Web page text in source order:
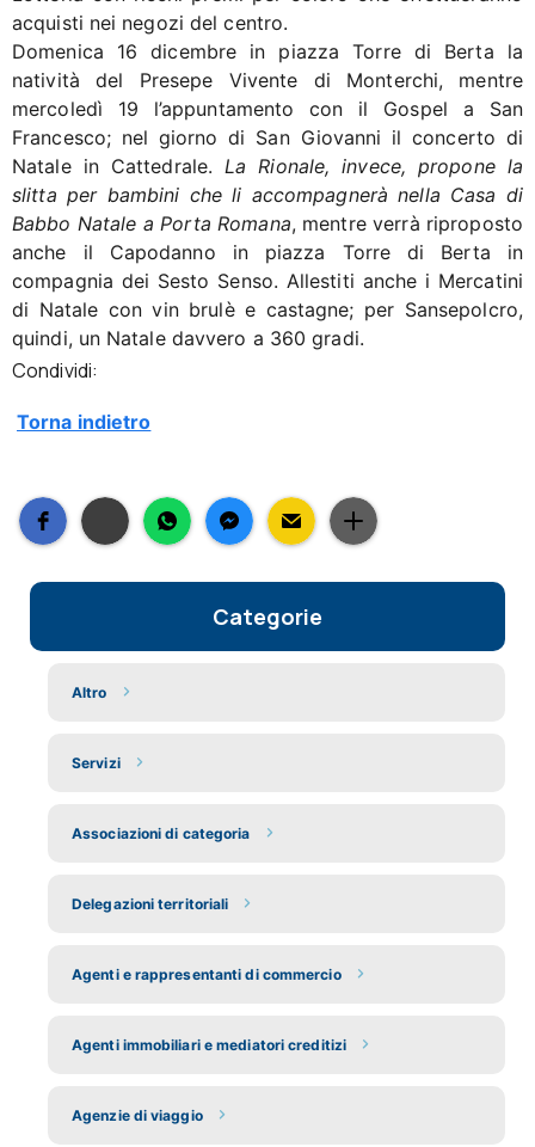
acquisti nei negozi del centro.
Domenica 16 dicembre in piazza Torre di Berta la
natività del Presepe Vivente di Monterchi, mentre
mercoledì 19 l’appuntamento con il Gospel a San
Francesco; nel giorno di San Giovanni il concerto di
Natale in Cattedrale. La Rionale, invece, propone la
slitta per bambini che li accompagnerà nella Casa di
Babbo Natale a Porta Romana, mentre verrà riproposto
anche il Capodanno in piazza Torre di Berta in
compagnia dei Sesto Senso. Allestiti anche i Mercatini
di Natale con vin brulè e castagne; per Sansepolcro,
quindi, un Natale davvero a 360 gradi.
Condividi:
Torna indietro
Categorie
Altro
Servizi
Associazioni di categoria
Delegazioni territoriali
Agenti e rappresentanti di commercio
Agenti immobiliari e mediatori creditizi
Agenzie di viaggio